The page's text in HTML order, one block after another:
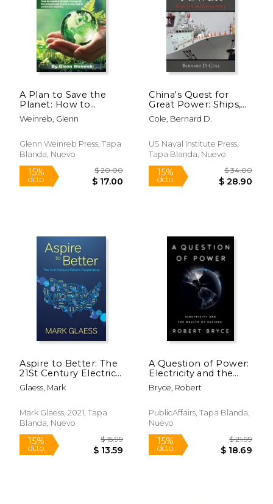
dcto. $ 38.24 dcto.
A Plan to Save the
Planet: How to
resolve climate
change at the lowest
Weinreb, Glenn
Glenn Weinreb Press, Tapa
Blanda, Nuevo
15%
dcto. $ 17.00
China's Quest for
Great Power: Ships,
Oil, and Foreign
Policy (en Inglés)
Cole, Bernard D.
US Naval Institute Press,
Tapa Blanda, Nuevo
15%
dcto. $
Aspire to Better: The
21St Century Electric
Cooperative (en
Inglés)
Glaess, Mark
Mark Glaess, 2021, Tapa
Blanda, Nuevo
A Question of Power:
Electricity and the
Wealth of Nations (en
Inglés)
Bryce, Robert
PublicAffairs, Tapa Blanda,
Nuevo